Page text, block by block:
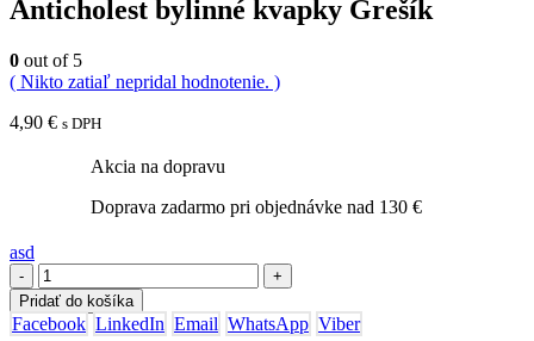
Anticholest bylinné kvapky Grešík
0 out of 5
( Nikto zatiaľ nepridal hodnotenie. )
4,90 € s DPH
Akcia na dopravu
Doprava zadarmo pri objednávke nad 130 €
asd
-
+
Pridať do košíka
Facebook LinkedIn Email WhatsApp Viber